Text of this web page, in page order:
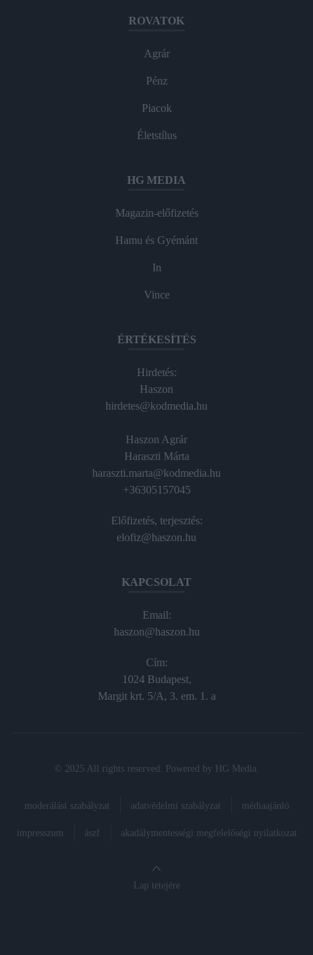
ROVATOK
Agrár
Pénz
Piacok
Életstílus
HG MEDIA
Magazin-előfizetés
Hamu és Gyémánt
In
Vince
ÉRTÉKESÍTÉS
Hirdetés:
Haszon
hirdetes@kodmedia.hu
Haszon Agrár
Haraszti Márta
haraszti.marta@kodmedia.hu
+36305157045
Előfizetés, terjesztés:
elofiz@haszon.hu
KAPCSOLAT
Email:
haszon@haszon.hu
Cím:
1024 Budapest,
Margit krt. 5/A, 3. em. 1. a
© 2025 All rights reserved. Powered by HG Media
moderálási szabályzat adatvédelmi szabályzat médiaajánló
impresszum ászf akadálymentességi megfelelőségi nyilatkozat
Lap tetejére